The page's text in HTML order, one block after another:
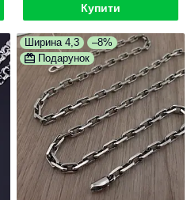
Купити
Ширина 4,3
–8%
Подарунок